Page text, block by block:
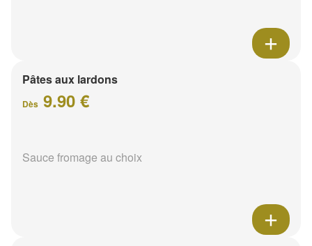
Pâtes aux lardons
Dès 9.90 €
Sauce fromage au choix